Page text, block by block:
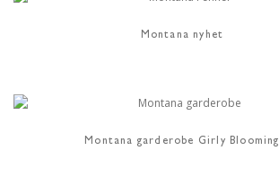
Montana nyhet
Montana garderobe Girly Blooming